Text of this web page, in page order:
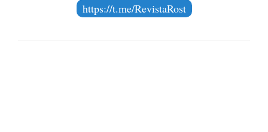
https://t.me/RevistaRost